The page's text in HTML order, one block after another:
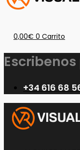
0,00€ 0 Carrito
+34 616 68